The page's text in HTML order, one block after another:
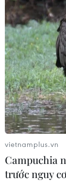
vietnamplus.vn
Campuchia
trước nguy